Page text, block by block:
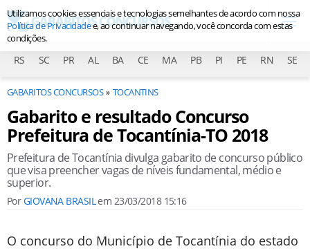
RS SC PR AL BA CE MA PB PI PE RN SE
GABARITOS CONCURSOS TOCANTINS
Gabarito e resultado Concurso
Prefeitura de Tocantínia-TO 2018
Prefeitura de Tocantínia divulga gabarito de concurso público
que visa preencher vagas de níveis fundamental, médio e
superior.
PorGIOVANA BRASILem 23/03/2018 15:16
O concurso do Município de Tocantínia do estado
Utilizamos cookies essenciais e tecnologias semelhantes de acordo com nossa
Política de Privacidadee, ao continuar navegando, você concorda com estas
condições.